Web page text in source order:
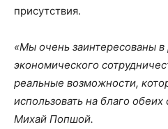
присутствия.
«Мы очень заинтересованы
экономического
реальные возможности,
использовать на благо
Михай Попшой.